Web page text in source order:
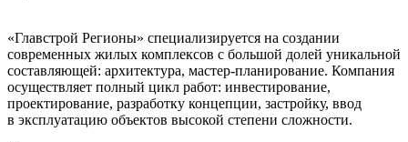
«Главстрой Регионы» специализируется на создании
современных жилых комплексов с большой долей уникальной
составляющей: архитектура, мастер-планирование. Компания
осуществляет полный цикл работ: инвестирование,
проектирование, разработку концепции, застройку, ввод
в эксплуатацию объектов высокой степени сложности.